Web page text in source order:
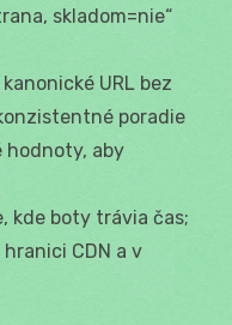
skladom=nie“
kanonické URL bez
poradie
hodnoty, aby
kde boty trávia čas;
CDN a v